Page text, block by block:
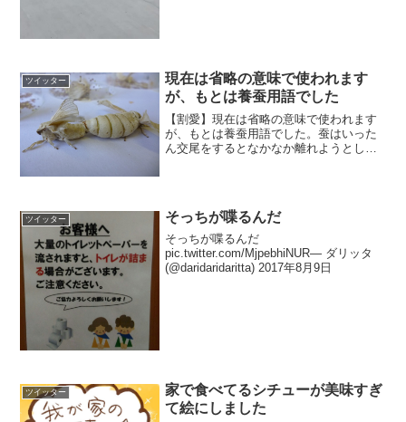
ツイッター
現在は省略の意味で使われます
が、もとは養蚕用語でした
【割愛】現在は省略の意味で使われます
が、もとは養蚕用語でした。蚕はいった
ん交尾をするとなかなか離れようとしま
ツイッター そっちが喋るんだ
そっちが喋るんだ
pic.twitter.com/MjpebhiNUR— ダリッタ
(@daridaridaritta) 2017年8月9日
ツイッター
家で食べてるシチューが美味すぎ
て絵にしました